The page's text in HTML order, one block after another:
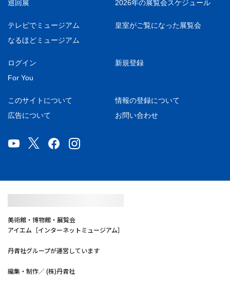
巡回展 2026年の展覧会スケジュール
テレビでミュージアム
皇室がご覧になった展覧会
なるほどミュージアム
ログイン
新規登録
For You
このサイトについて
情報の登録について
広告について
お問い合わせ
美術館・博物館・展覧会
アイエム［インターネットミュージアム］
丹青社グループが運営しています
編集・制作／ (株)丹青社